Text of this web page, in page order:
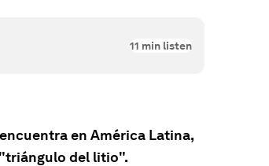
11 min listen
en América Latina,
del litio".